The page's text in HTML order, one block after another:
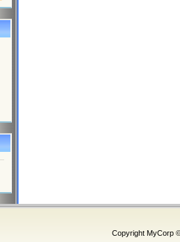
Copyright MyCorp